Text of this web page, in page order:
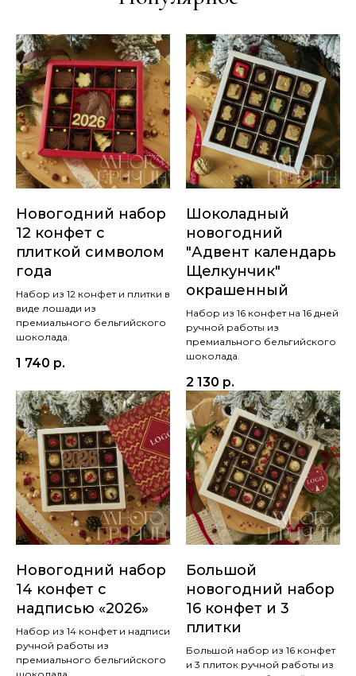
Новогодний набор
12 конфет с
плиткой символом
года
Набор из 12 конфет и плитки в
виде лошади из
премиального бельгийского
шоколада.
1 740 р.
Шоколадный
новогодний
"Адвент календарь
Щелкунчик"
окрашенный
Набор из 16 конфет на 16 дней
ручной работы из
премиального бельгийского
шоколада.
2 130 р.
Новогодний набор
14 конфет с
надписью «2026»
Набор из 14 конфет и надписи
ручной работы из
премиального бельгийского
Большой
новогодний набор
16 конфет и 3
плитки
Большой набор из 16 конфет
и 3 плиток ручной работы из